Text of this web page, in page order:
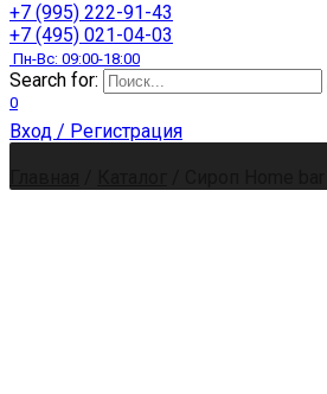
+7 (995) 222-91-43
+7 (495) 021-04-03
Пн-Вс: 09:00-18:00
Search for:
0
Вход / Регистрация